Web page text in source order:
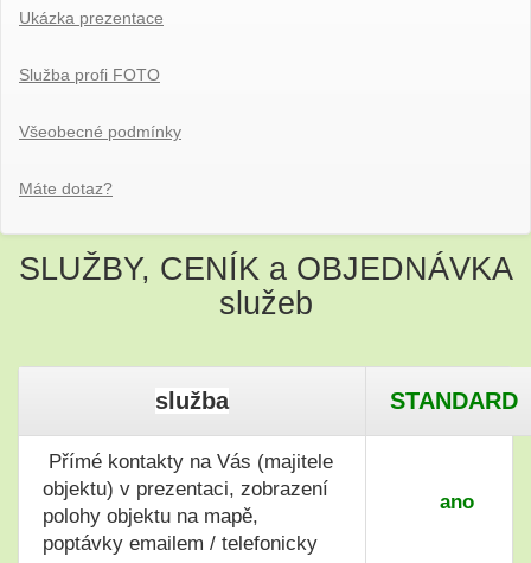
Ukázka prezentace
Služba profi FOTO
Všeobecné podmínky
Máte dotaz?
SLUŽBY, CENÍK a OBJEDNÁVKA
služeb
služba STANDARD
Přímé kontakty na Vás (majitele
objektu) v prezentaci, zobrazení
polohy objektu na mapě,
poptávky emailem / telefonicky
ano